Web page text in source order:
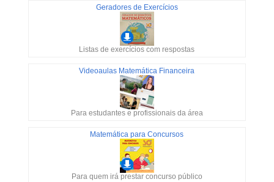
Geradores de Exercícios
Listas de exercícios com respostas
Videoaulas Matemática Financeira
Para estudantes e profissionais da área
Matemática para Concursos
Para quem irá prestar concurso público